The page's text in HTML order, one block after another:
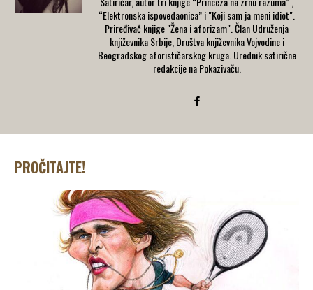
“Elektronska ispovedaonica” i "Koji sam ja meni idiot".
Priređivač knjige "Žena i aforizam". Član Udruženja
književnika Srbije, Društva književnika Vojvodine i
Beogradskog aforističarskog kruga. Urednik satirične
redakcije na Pokazivaču.
PROČITAJTE!